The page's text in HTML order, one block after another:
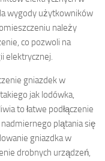
wygody użytkowników
należy
co pozwoli na
elektrycznej.
gniazdek w
jak lodówka,
to łatwe podłączenie
plątania się
gniazdka w
drobnych urządzeń,